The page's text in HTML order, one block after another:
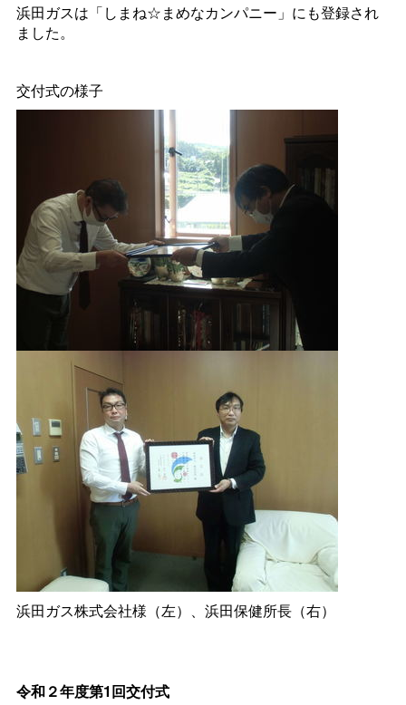
浜田ガスは「しまね☆まめなカンパニー」にも登録され
ました。
交付式の様子
浜田ガス株式会社様（左）、浜田保健所長（右）
令和２年度第1回交付式